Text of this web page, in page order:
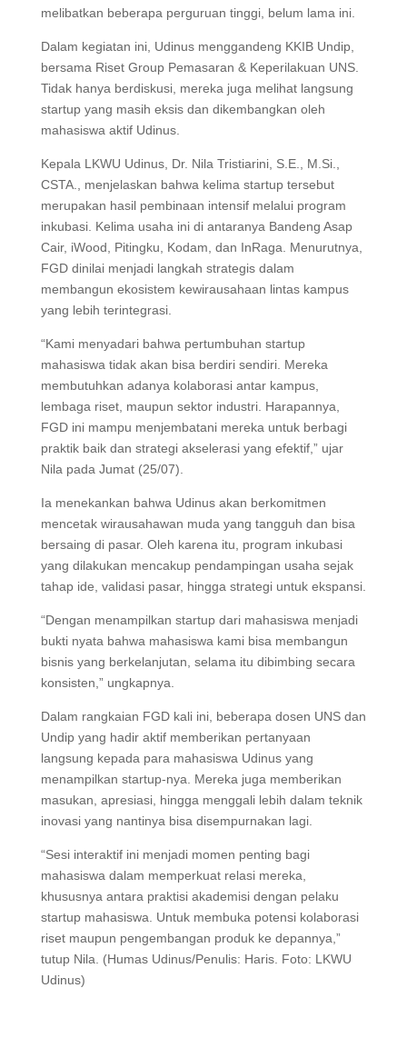
melibatkan beberapa perguruan tinggi, belum lama ini.
Dalam kegiatan ini, Udinus menggandeng KKIB Undip,
bersama Riset Group Pemasaran & Keperilakuan UNS.
Tidak hanya berdiskusi, mereka juga melihat langsung
startup yang masih eksis dan dikembangkan oleh
mahasiswa aktif Udinus.
Kepala LKWU Udinus, Dr. Nila Tristiarini, S.E., M.Si.,
CSTA., menjelaskan bahwa kelima startup tersebut
merupakan hasil pembinaan intensif melalui program
inkubasi. Kelima usaha ini di antaranya Bandeng Asap
Cair, iWood, Pitingku, Kodam, dan InRaga. Menurutnya,
FGD dinilai menjadi langkah strategis dalam
membangun ekosistem kewirausahaan lintas kampus
yang lebih terintegrasi.
“Kami menyadari bahwa pertumbuhan startup
mahasiswa tidak akan bisa berdiri sendiri. Mereka
membutuhkan adanya kolaborasi antar kampus,
lembaga riset, maupun sektor industri. Harapannya,
FGD ini mampu menjembatani mereka untuk berbagi
praktik baik dan strategi akselerasi yang efektif,” ujar
Nila pada Jumat (25/07).
Ia menekankan bahwa Udinus akan berkomitmen
mencetak wirausahawan muda yang tangguh dan bisa
bersaing di pasar. Oleh karena itu, program inkubasi
yang dilakukan mencakup pendampingan usaha sejak
tahap ide, validasi pasar, hingga strategi untuk ekspansi.
“Dengan menampilkan startup dari mahasiswa menjadi
bukti nyata bahwa mahasiswa kami bisa membangun
bisnis yang berkelanjutan, selama itu dibimbing secara
konsisten,” ungkapnya.
Dalam rangkaian FGD kali ini, beberapa dosen UNS dan
Undip yang hadir aktif memberikan pertanyaan
langsung kepada para mahasiswa Udinus yang
menampilkan startup-nya. Mereka juga memberikan
masukan, apresiasi, hingga menggali lebih dalam teknik
inovasi yang nantinya bisa disempurnakan lagi.
“Sesi interaktif ini menjadi momen penting bagi
mahasiswa dalam memperkuat relasi mereka,
khususnya antara praktisi akademisi dengan pelaku
startup mahasiswa. Untuk membuka potensi kolaborasi
riset maupun pengembangan produk ke depannya,”
tutup Nila. (Humas Udinus/Penulis: Haris. Foto: LKWU
Udinus)